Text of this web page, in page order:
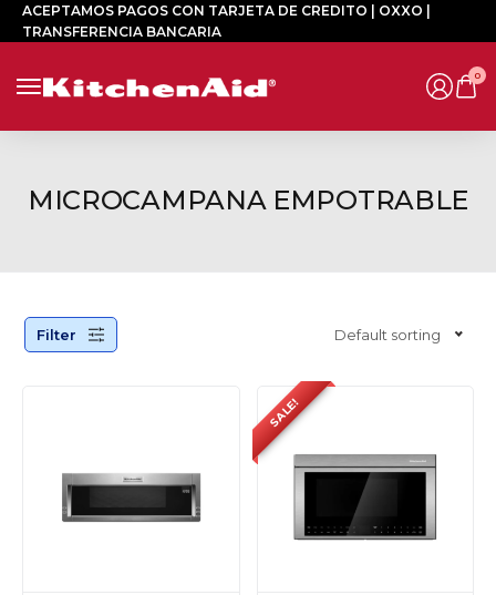
ACEPTAMOS PAGOS CON TARJETA DE CREDITO | OXXO |
TRANSFERENCIA BANCARIA
0
MICROCAMPANA EMPOTRABLE
Filter Default sorting
SALE!